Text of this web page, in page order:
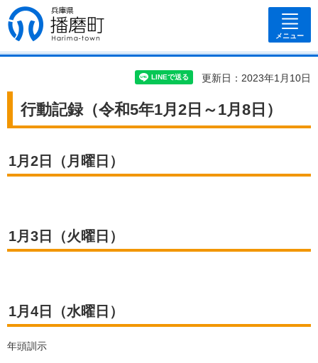
兵庫県 播磨
町
メニュー
更新日：2023年1月10日
行動記録（令和5年1月2日～1月8日）
1月2日（月曜日）
1月3日（火曜日）
1月4日（水曜日）
年頭訓示